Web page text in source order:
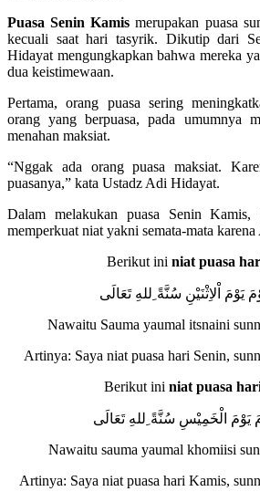
Puasa Senin Kamis merupakan puasa
kecuali saat hari tasyrik. Dikutip dari
Hidayat mengungkapkan bahwa mereka
dua keistimewaan.
Pertama, orang puasa sering
orang yang berpuasa, pada umumnya
menahan maksiat.
“Nggak ada orang puasa maksiat.
puasanya,” kata Ustadz Adi Hidayat.
Dalam melakukan puasa Senin Kamis,
memperkuat niat yakni semata-mata
Berikut ini niat puasa
يَوْمَ اْلاِثْنَيْنِ سُنَّةً ِللهِ تَعَالَى
Nawaitu Sauma yaumal itsnaini
Artinya: Saya niat puasa hari Senin,
Berikut ini niat puasa
الْخَمِيْسِ سُنَّةً ِللهِ تَعَالَى
Nawaitu sauma yaumal khomiisi
Artinya: Saya niat puasa hari Kamis,